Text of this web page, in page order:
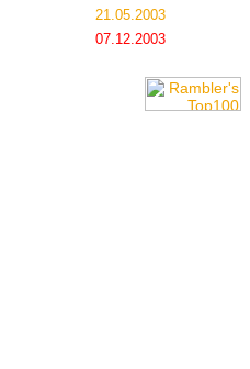
21.05.2003
07.12.2003